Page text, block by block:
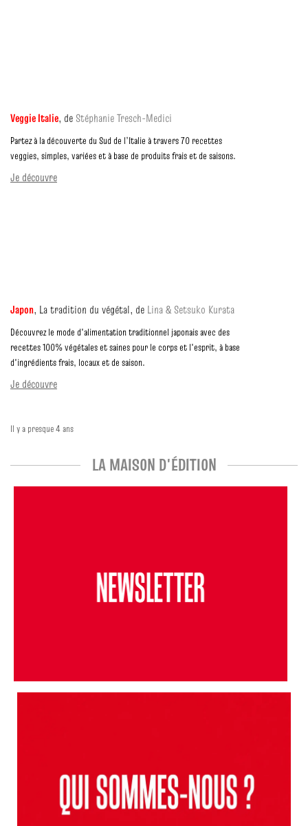
Veggie Italie, de Stéphanie Tresch-Medici
Partez à la découverte du Sud de l’Italie à travers 70 recettes
veggies, simples, variées et à base de produits frais et de saisons.
Je découvre
Japon, La tradition du végétal, de Lina & Setsuko Kurata
Découvrez le mode d'alimentation traditionnel japonais avec des
recettes 100% végétales et saines pour le corps et l'esprit, à base
d'ingrédients frais, locaux et de saison.
Je découvre
Il y a presque 4 ans
LA MAISON D'ÉDITION